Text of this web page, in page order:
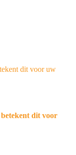
dit voor uw
dit voor